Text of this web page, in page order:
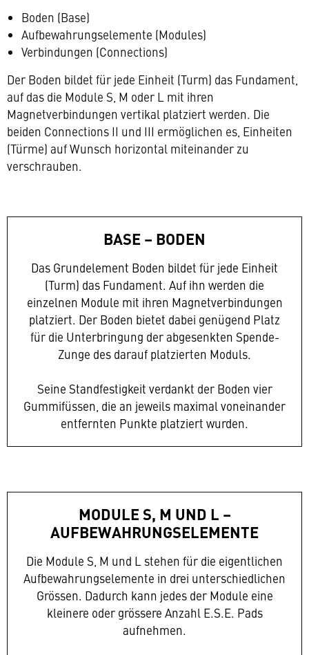
Boden (Base)
Aufbewahrungselemente (Modules)
Verbindungen (Connections)
Der Boden bildet für jede Einheit (Turm) das Fundament,
auf das die Module S, M oder L mit ihren
Magnetverbindungen vertikal platziert werden. Die
beiden Connections II und III ermöglichen es, Einheiten
(Türme) auf Wunsch horizontal miteinander zu
verschrauben.
BASE – BODEN
Das Grundelement Boden bildet für jede Einheit
(Turm) das Fundament. Auf ihn werden die
einzelnen Module mit ihren Magnetverbindungen
platziert. Der Boden bietet dabei genügend Platz
für die Unterbringung der abgesenkten Spende-
Zunge des darauf platzierten Moduls.
Seine Standfestigkeit verdankt der Boden vier
Gummifüssen, die an jeweils maximal voneinander
entfernten Punkte platziert wurden.
MODULE S, M UND L –
AUFBEWAHRUNGSELEMENTE
Die Module S, M und L stehen für die eigentlichen
Aufbewahrungselemente in drei unterschiedlichen
Grössen. Dadurch kann jedes der Module eine
kleinere oder grössere Anzahl E.S.E. Pads
aufnehmen.